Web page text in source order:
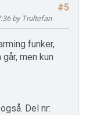
#5
by Trultefan
funker,
men kun
Del nr: